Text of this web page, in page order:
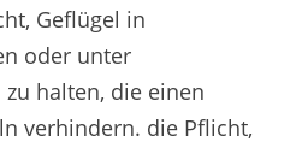
Geflügel in
oder unter
halten, die einen
verhindern. die Pflicht,